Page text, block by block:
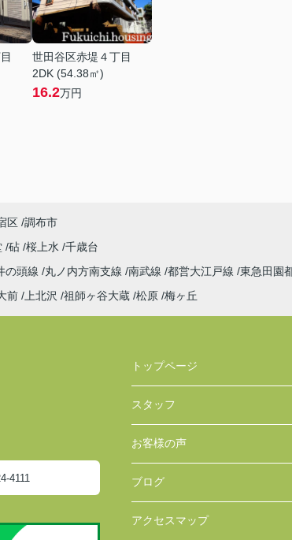
世田谷区赤堤４丁目
2DK (54.38㎡)
16.2万円
区 調布市
砧 桜上水 千歳台
の頭線 丸ノ内方南支線 南武線 都営大江戸線 東急田園
前 上北沢 祖師ヶ谷大蔵 松原 梅ヶ丘
4111
トップページ
スタッフ
お客様の声
ブログ
アクセスマップ